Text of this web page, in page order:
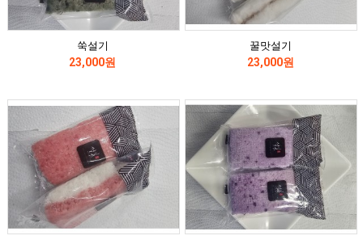
쑥설기
23,000원
꿀맛설기
23,000원